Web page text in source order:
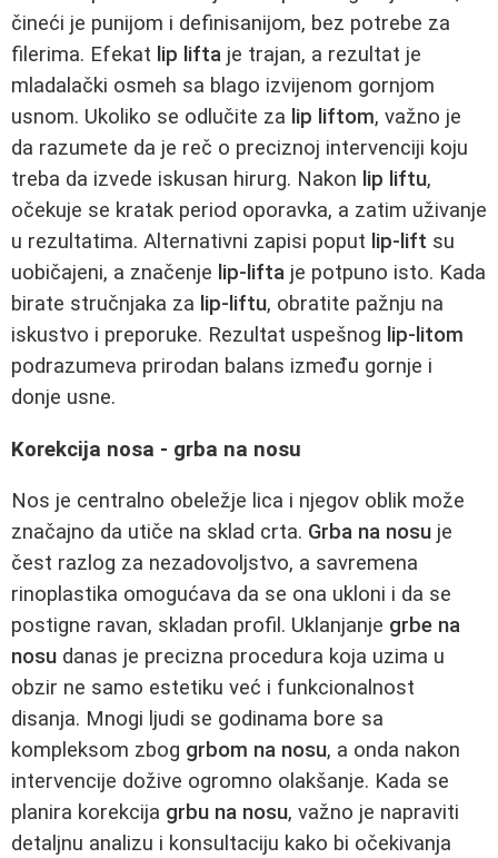
čineći je punijom i definisanijom, bez potrebe za
filerima. Efekat lip lifta je trajan, a rezultat je
mladalački osmeh sa blago izvijenom gornjom
usnom. Ukoliko se odlučite za lip liftom, važno je
da razumete da je reč o preciznoj intervenciji koju
treba da izvede iskusan hirurg. Nakon lip liftu,
očekuje se kratak period oporavka, a zatim uživanje
u rezultatima. Alternativni zapisi poput lip-lift su
uobičajeni, a značenje lip-lifta je potpuno isto. Kada
birate stručnjaka za lip-liftu, obratite pažnju na
iskustvo i preporuke. Rezultat uspešnog lip-litom
podrazumeva prirodan balans između gornje i
donje usne.
Korekcija nosa - grba na nosu
Nos je centralno obeležje lica i njegov oblik može
značajno da utiče na sklad crta. Grba na nosu je
čest razlog za nezadovoljstvo, a savremena
rinoplastika omogućava da se ona ukloni i da se
postigne ravan, skladan profil. Uklanjanje grbe na
nosu danas je precizna procedura koja uzima u
obzir ne samo estetiku već i funkcionalnost
disanja. Mnogi ljudi se godinama bore sa
kompleksom zbog grbom na nosu, a onda nakon
intervencije dožive ogromno olakšanje. Kada se
planira korekcija grbu na nosu, važno je napraviti
detaljnu analizu i konsultaciju kako bi očekivanja